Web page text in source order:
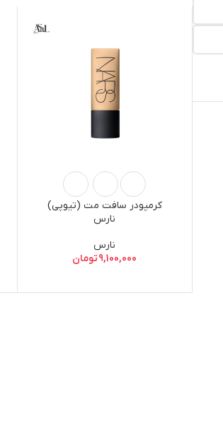
کرمپودر سافت مت (تیوپی)
نارس
نارس
9,100,000تومان